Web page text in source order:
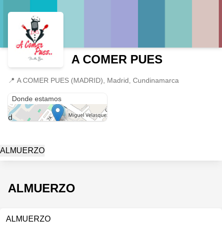
A COMER PUES
📍 A COMER PUES (MADRID), Madrid, Cundinamarca
Donde estamos
ALMUERZO
ALMUERZO
ALMUERZO